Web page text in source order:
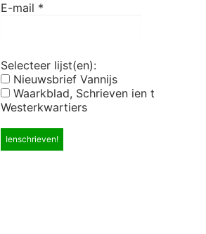
E-mail *
Selecteer lijst(en):
Nieuwsbrief Vannijs
Waarkblad, Schrieven ien t
Westerkwartiers